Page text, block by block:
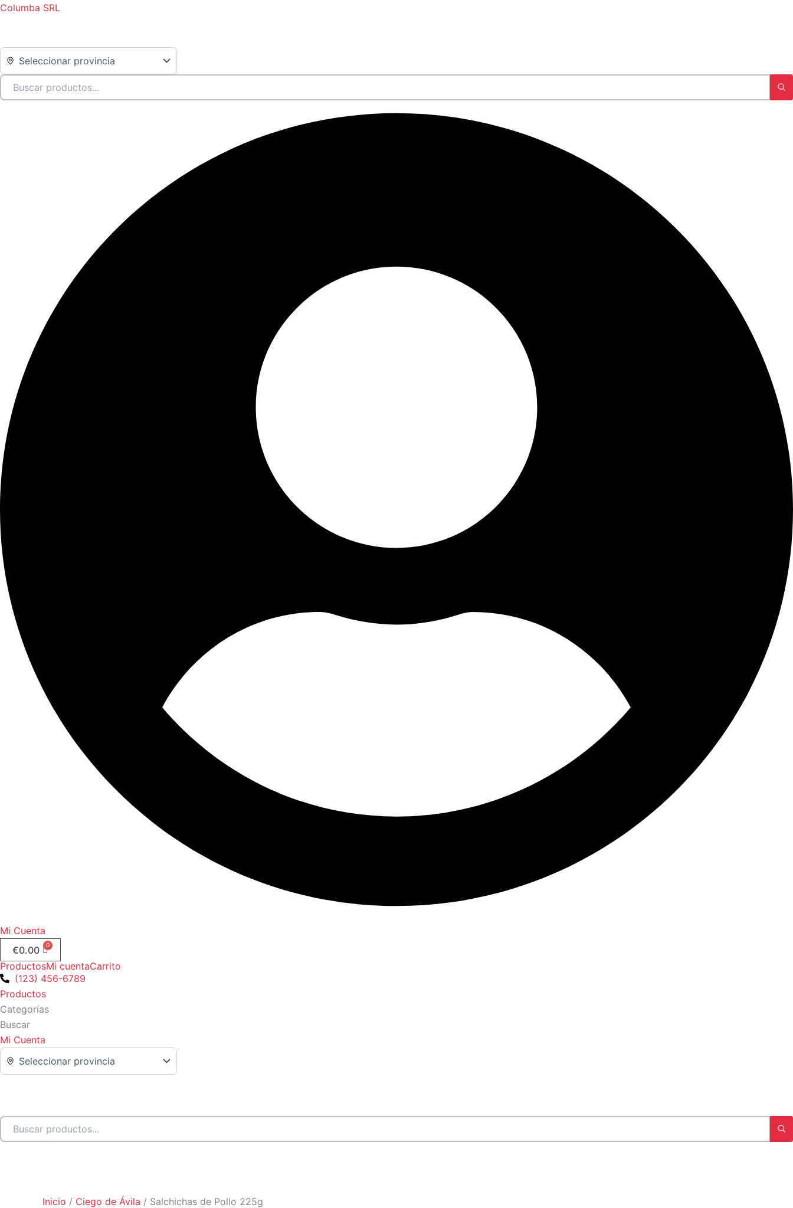
Ir
Columba SRL
Mi Cuenta
€0.00
ProductosMi cuentaCarrito
(123) 456-6789
Productos
Categorías
Buscar
Mi Cuenta
Inicio / Ciego de Ávila / Salchichas de Pollo 225g